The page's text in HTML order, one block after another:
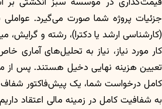
جزئیات پروژه شما صورت می‌گیرد.
(کارشناسی ارشد یا دکترا)، رشته و
کار مورد نیاز، نیاز به تحلیل‌های آماری
تعیین هزینه نهایی دخیل هستند. پس از
کامل درخواست شما، یک پیش‌فاکتور شفاف
به شفافیت کامل در زمینه مالی اعتقاد